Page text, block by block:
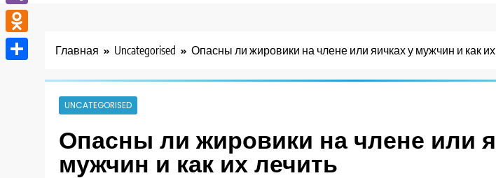
Главная Uncategorised Опасны ли жировики на члене или яичках у мужчин и как их
UNCATEGORISED
Опасны ли жировики на члене или
мужчин и как их лечить
Viber
Odnoklassniki